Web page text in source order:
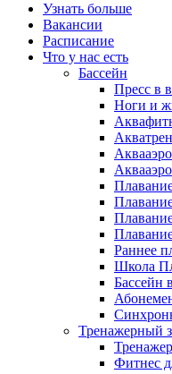
Узнать больше
Вакансии
Расписание
Что у нас есть
Бассейн
Пресс в
Ноги и
Раннее
Школа
Бассейн
Тренажерный
Фитнес